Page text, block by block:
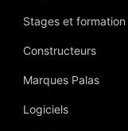
Stages et formation
Constructeurs
Marques Palas
Logiciels